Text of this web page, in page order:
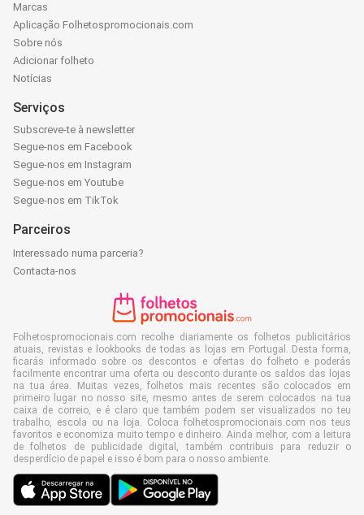
Marcas
Aplicação Folhetospromocionais.com
Sobre nós
Adicionar folheto
Notícias
Serviços
Subscreve-te à newsletter
Segue-nos em Facebook
Segue-nos em Instagram
Segue-nos em Youtube
Segue-nos em TikTok
Parceiros
Interessado numa parceria?
Contacta-nos
Folhetospromocionais.com recolhe diariamente os folhetos publicitários
atuais, revistas e lookbooks de todas as lojas em Portugal. Desta forma,
ficarás informado sobre os descontos e ofertas do folheto e poderás
facilmente encontrar uma oferta ou desconto durante os saldos das lojas
na tua área. Muitas vezes, folhetos mais recentes são colocados em
primeiro lugar no nosso site, mesmo antes de serem colocados na tua
caixa de correio, e é claro que também podem ser visualizados no teu
trabalho, escola ou na loja. Coloca folhetospromocionais.com nos teus
favoritos e economiza muito tempo e dinheiro. Ainda melhor, com a leitura
de folhetos de publicidade digital, também contribuis para reduzir o
desperdício de papel e isso é bom para o nosso ambiente.